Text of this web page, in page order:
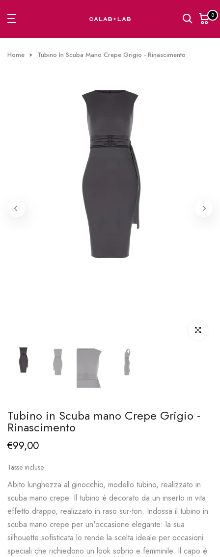
al
0
Home Tubino In Scuba Mano Crepe Grigio - Rinascimento
Clicca per
Tubino in Scuba mano Crepe Grigio -
Rinascimento
€99,00
Tasse incluse.
Abito lunghezza al ginocchio, modello tubino, realizzato in
scuba mano crepe. Il tubino è decorato da un inserto in vita
effetto drappo, realizzato in raso sur-ton. Indossa il tubino in
scuba mano crepe per un'occasione elegante: la sua
silhouette sofisticata lo rende la scelta ideale per occasioni
speciali che richiedono un look sobrio e femminile. Il capo è